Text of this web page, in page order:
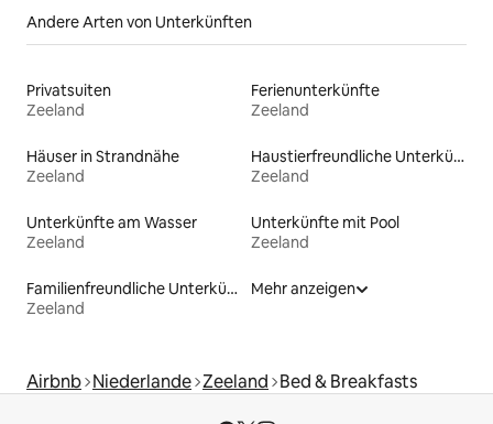
Andere Arten von Unterkünften
Privatsuiten
Zeeland
Ferienunterkünfte
Zeeland
Häuser in Strandnähe
Zeeland
Haustierfreundliche Unterkünfte
Zeeland
Unterkünfte am Wasser
Zeeland
Unterkünfte mit Pool
Zeeland
Familienfreundliche Unterkünfte
Zeeland
Mehr anzeigen
Airbnb Niederlande Zeeland Bed & Breakfasts